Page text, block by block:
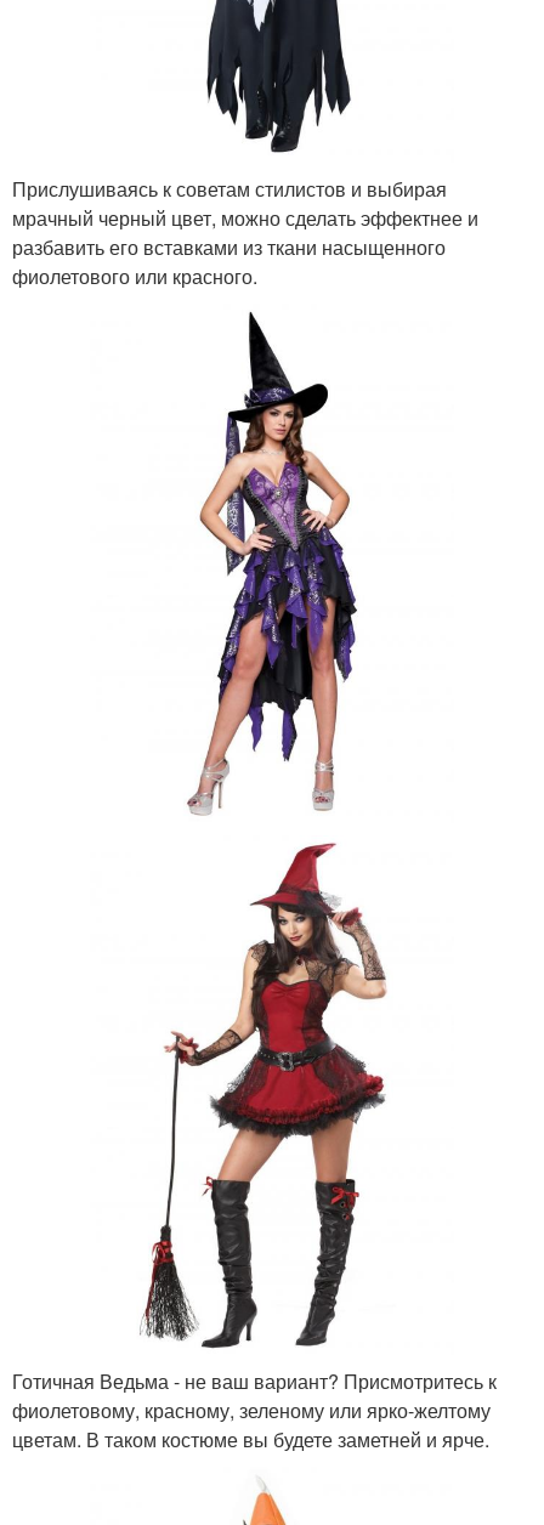
Прислушиваясь к советам стилистов и выбирая
мрачный черный цвет, можно сделать эффектнее и
разбавить его вставками из ткани насыщенного
фиолетового или красного.
Готичная Ведьма - не ваш вариант? Присмотритесь к
фиолетовому, красному, зеленому или ярко-желтому
цветам. В таком костюме вы будете заметней и ярче.